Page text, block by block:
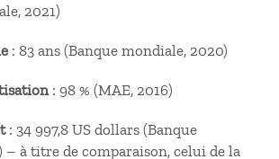
2021)
: 83 ans (Banque mondiale, 2020)
: 98 % (MAE, 2016)
: 34 997,8 US dollars (Banque
– à titre de comparaison, celui de la